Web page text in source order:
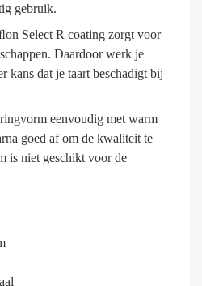
gebruik.
Select R coating zorgt voor
Daardoor werk je
kans dat je taart beschadigt bij
eenvoudig met warm
goed af om de kwaliteit te
is niet geschikt voor de